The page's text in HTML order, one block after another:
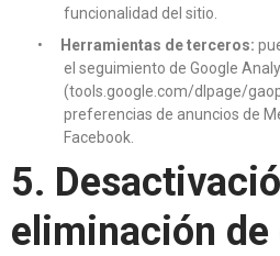
funcionalidad del sitio.
•
Herramientas de terceros:
el seguimiento de Google
(tools.google.com/dlpage/
preferencias de anuncios de
Facebook.
5.
eliminación de